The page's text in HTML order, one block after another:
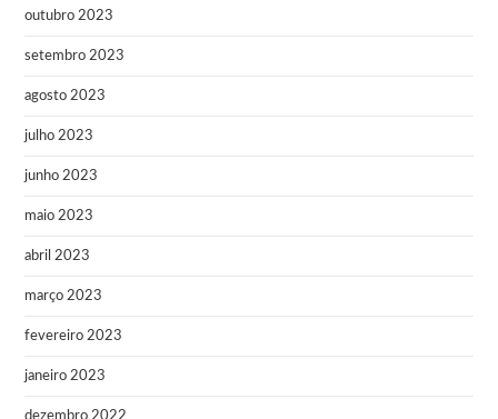
outubro 2023
setembro 2023
agosto 2023
julho 2023
junho 2023
maio 2023
abril 2023
março 2023
fevereiro 2023
janeiro 2023
dezembro 2022